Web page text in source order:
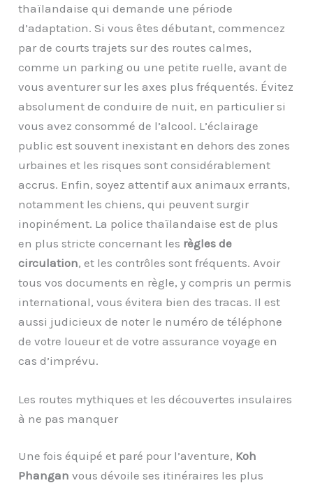
thaïlandaise qui demande une période
d’adaptation. Si vous êtes débutant, commencez
par de courts trajets sur des routes calmes,
comme un parking ou une petite ruelle, avant de
vous aventurer sur les axes plus fréquentés. Évitez
absolument de conduire de nuit, en particulier si
vous avez consommé de l’alcool. L’éclairage
public est souvent inexistant en dehors des zones
urbaines et les risques sont considérablement
accrus. Enfin, soyez attentif aux animaux errants,
notamment les chiens, qui peuvent surgir
inopinément. La police thaïlandaise est de plus
en plus stricte concernant les règles de
circulation, et les contrôles sont fréquents. Avoir
tous vos documents en règle, y compris un permis
international, vous évitera bien des tracas. Il est
aussi judicieux de noter le numéro de téléphone
de votre loueur et de votre assurance voyage en
cas d’imprévu.
Les routes mythiques et les découvertes insulaires
à ne pas manquer
Une fois équipé et paré pour l’aventure, Koh
Phangan vous dévoile ses itinéraires les plus